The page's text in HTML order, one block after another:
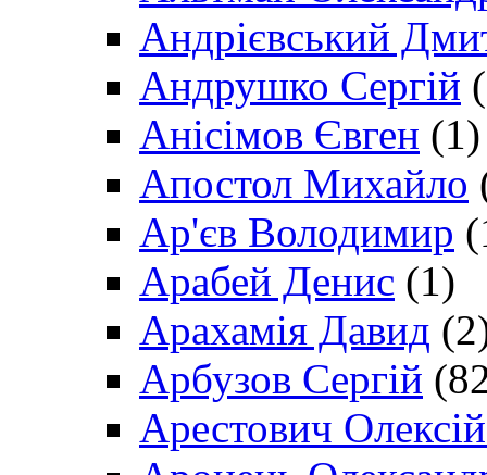
Андрієвський
Андрушко Сергій
Анісімов Євген (1)
Апостол Михайло
Ар'єв Володимир
Арабей Денис (1)
Арахамія Давид
Арбузов Сергій
Арестович